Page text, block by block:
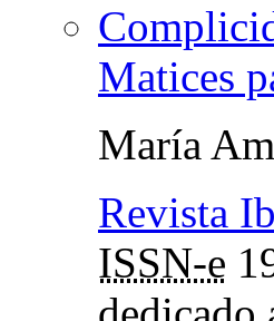
Matices
María
Revista
ISSN-e